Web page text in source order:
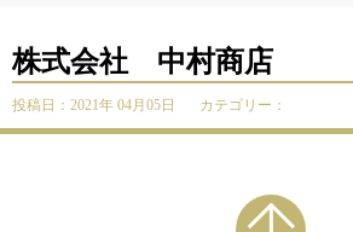
株式会社 中村商店
投稿日：2021年 04月05日 カテゴリー：